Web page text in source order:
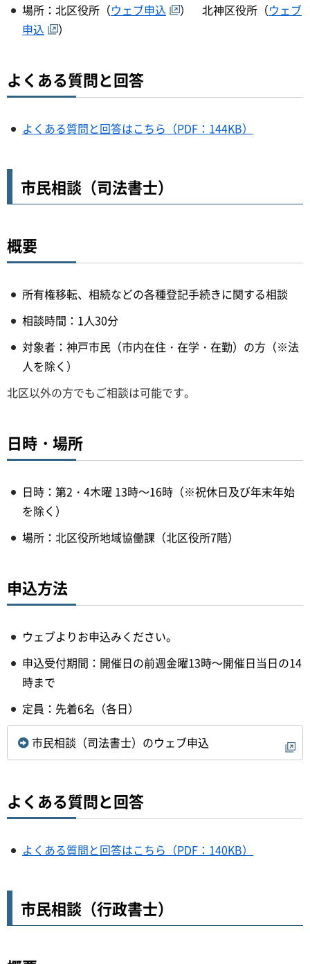
場所：北区役所（ウェブ申込 ） 北神区役所（ウェブ
申込
）
よくある質問と回答
よくある質問と回答はこちら（PDF：144KB）
市民相談（司法書士）
概要
所有権移転、相続などの各種登記手続きに関する相談
相談時間：1人30分
対象者：神戸市民（市内在住・在学・在勤）の方（※法
人を除く）
北区以外の方でもご相談は可能です。
日時・場所
日時：第2・4木曜 13時～16時（※祝休日及び年末年始
を除く）
場所：北区役所地域協働課（北区役所7階）
申込方法
ウェブよりお申込みください。
申込受付期間：開催日の前週金曜13時～開催日当日の14
時まで
定員：先着6名（各日）
市民相談（司法書士）のウェブ申込
よくある質問と回答
よくある質問と回答はこちら（PDF：140KB）
市民相談（行政書士）